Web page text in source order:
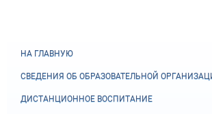
НА ГЛАВНУЮ
СВЕДЕНИЯ ОБ ОБРАЗОВАТЕЛЬНОЙ
ДИСТАНЦИОННОЕ ВОСПИТАНИЕ